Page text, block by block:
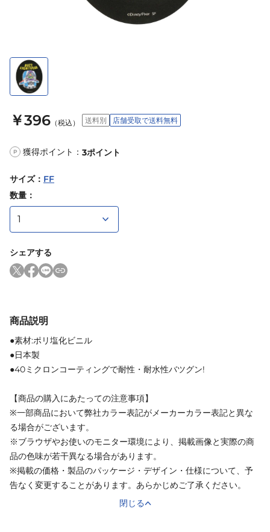
￥396 （税込） 送料別 店舗受取で送料無料
P 獲得ポイント： 3ポイント
サイズ： FF
数量：
シェアする
商品説明
●素材:ポリ塩化ビニル
●日本製
●40ミクロンコーティングで耐性・耐水性バツグン!
【商品の購入にあたっての注意事項】
※一部商品において弊社カラー表記がメーカーカラー表記と異な
る場合がございます。
※ブラウザやお使いのモニター環境により、掲載画像と実際の商
品の色味が若干異なる場合があります。
※掲載の価格・製品のパッケージ・デザイン・仕様について、予
告なく変更することがあります。あらかじめご了承ください。
閉じる